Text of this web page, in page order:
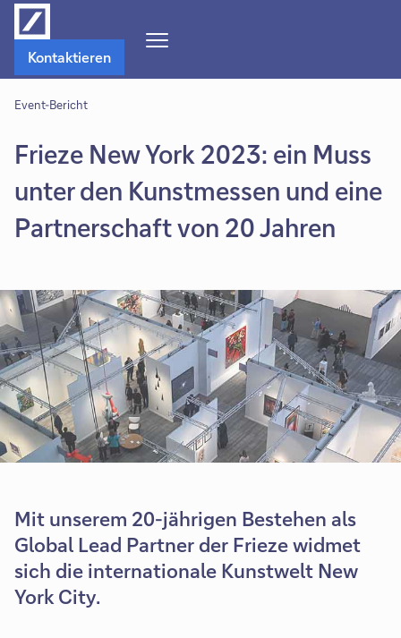
Menü
Kontaktieren
Event-Bericht
Frieze New York 2023: ein Muss
unter den Kunstmessen und eine
Partnerschaft von 20 Jahren
Mit unserem 20-jährigen Bestehen als
Global Lead Partner der Frieze widmet
sich die internationale Kunstwelt New
York City.